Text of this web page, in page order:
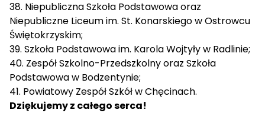
38. Niepubliczna Szkoła Podstawowa oraz
Niepubliczne Liceum im. St. Konarskiego w Ostrowcu
Świętokrzyskim;
39. Szkoła Podstawowa im. Karola Wojtyły w Radlinie;
40. Zespół Szkolno-Przedszkolny oraz Szkoła
Podstawowa w Bodzentynie;
41. Powiatowy Zespół Szkół w Chęcinach.
Dziękujemy z całego serca!